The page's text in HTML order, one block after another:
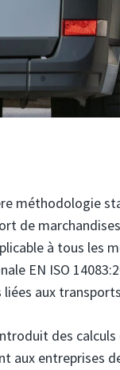
méthodologie
de
à tous les
EN ISO
liées aux
des
aux entreprises